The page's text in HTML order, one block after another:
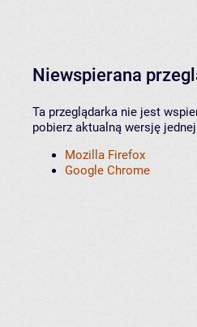
Niewspierana
Ta przeglądarka nie jest
pobierz aktualną wersję
Mozilla Firefox
Google Chrome